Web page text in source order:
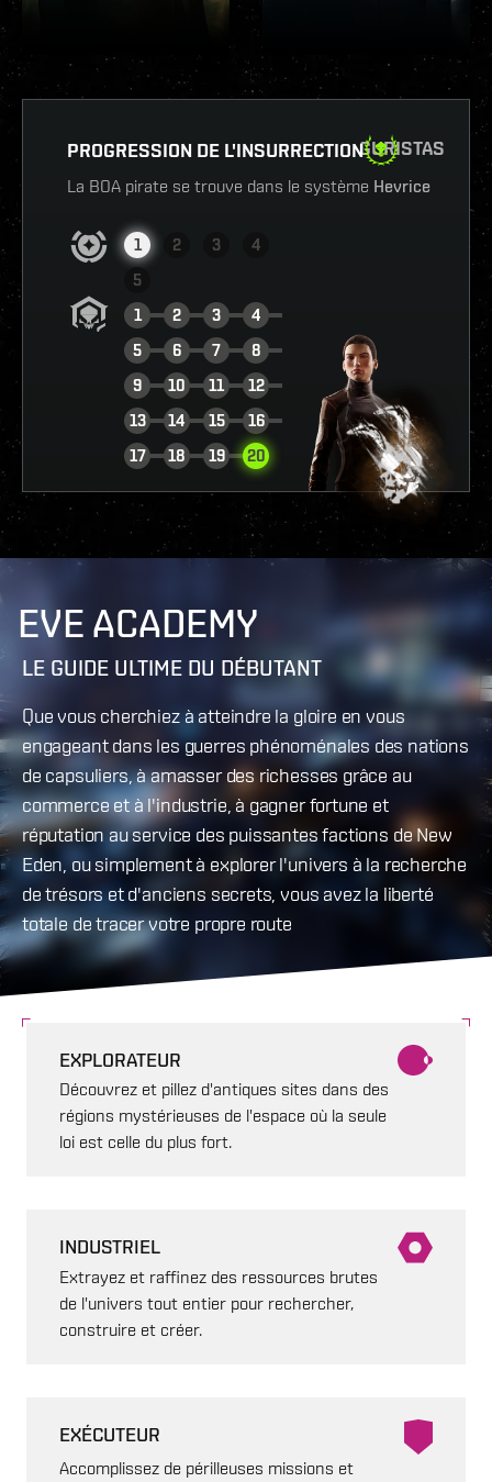
PROGRESSION DE L'INSURRECTION
La BOA pirate se trouve dans le système Hevrice
1 2 3
4
5
1
2 3
4
5
6 7
8
9
10 11
12
13
14 15
16
17
18 19 20
VOIR LE RAPPORT
GURISTAS
EVE ACADEMY
LE GUIDE ULTIME DU DÉBUTANT
Que vous cherchiez à atteindre la gloire en vous
engageant dans les guerres phénoménales des nations
de capsuliers, à amasser des richesses grâce au
commerce et à l'industrie, à gagner fortune et
réputation au service des puissantes factions de New
Eden, ou simplement à explorer l'univers à la recherche
de trésors et d'anciens secrets, vous avez la liberté
totale de tracer votre propre route
EXPLORATEUR
Découvrez et pillez d'antiques sites dans des
régions mystérieuses de l'espace où la seule
loi est celle du plus fort.
INDUSTRIEL
Extrayez et raffinez des ressources brutes
de l'univers tout entier pour rechercher,
construire et créer.
EXÉCUTEUR
Accomplissez de périlleuses missions et